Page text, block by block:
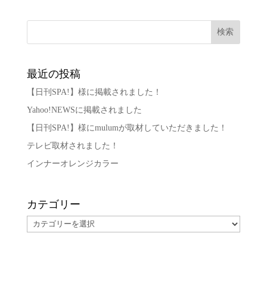
最近の投稿
【日刊SPA!】様に掲載されました！
Yahoo!NEWSに掲載されました
【日刊SPA!】様にmulumが取材していただきました！
テレビ取材されました！
インナーオレンジカラー
カテゴリー
カ